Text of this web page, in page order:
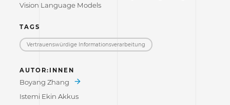
Vision Language Models
TAGS
Vertrauenswürdige Informations­verarbeitung
AUTOR:INNEN
Boyang Zhang
Istemi Ekin Akkus